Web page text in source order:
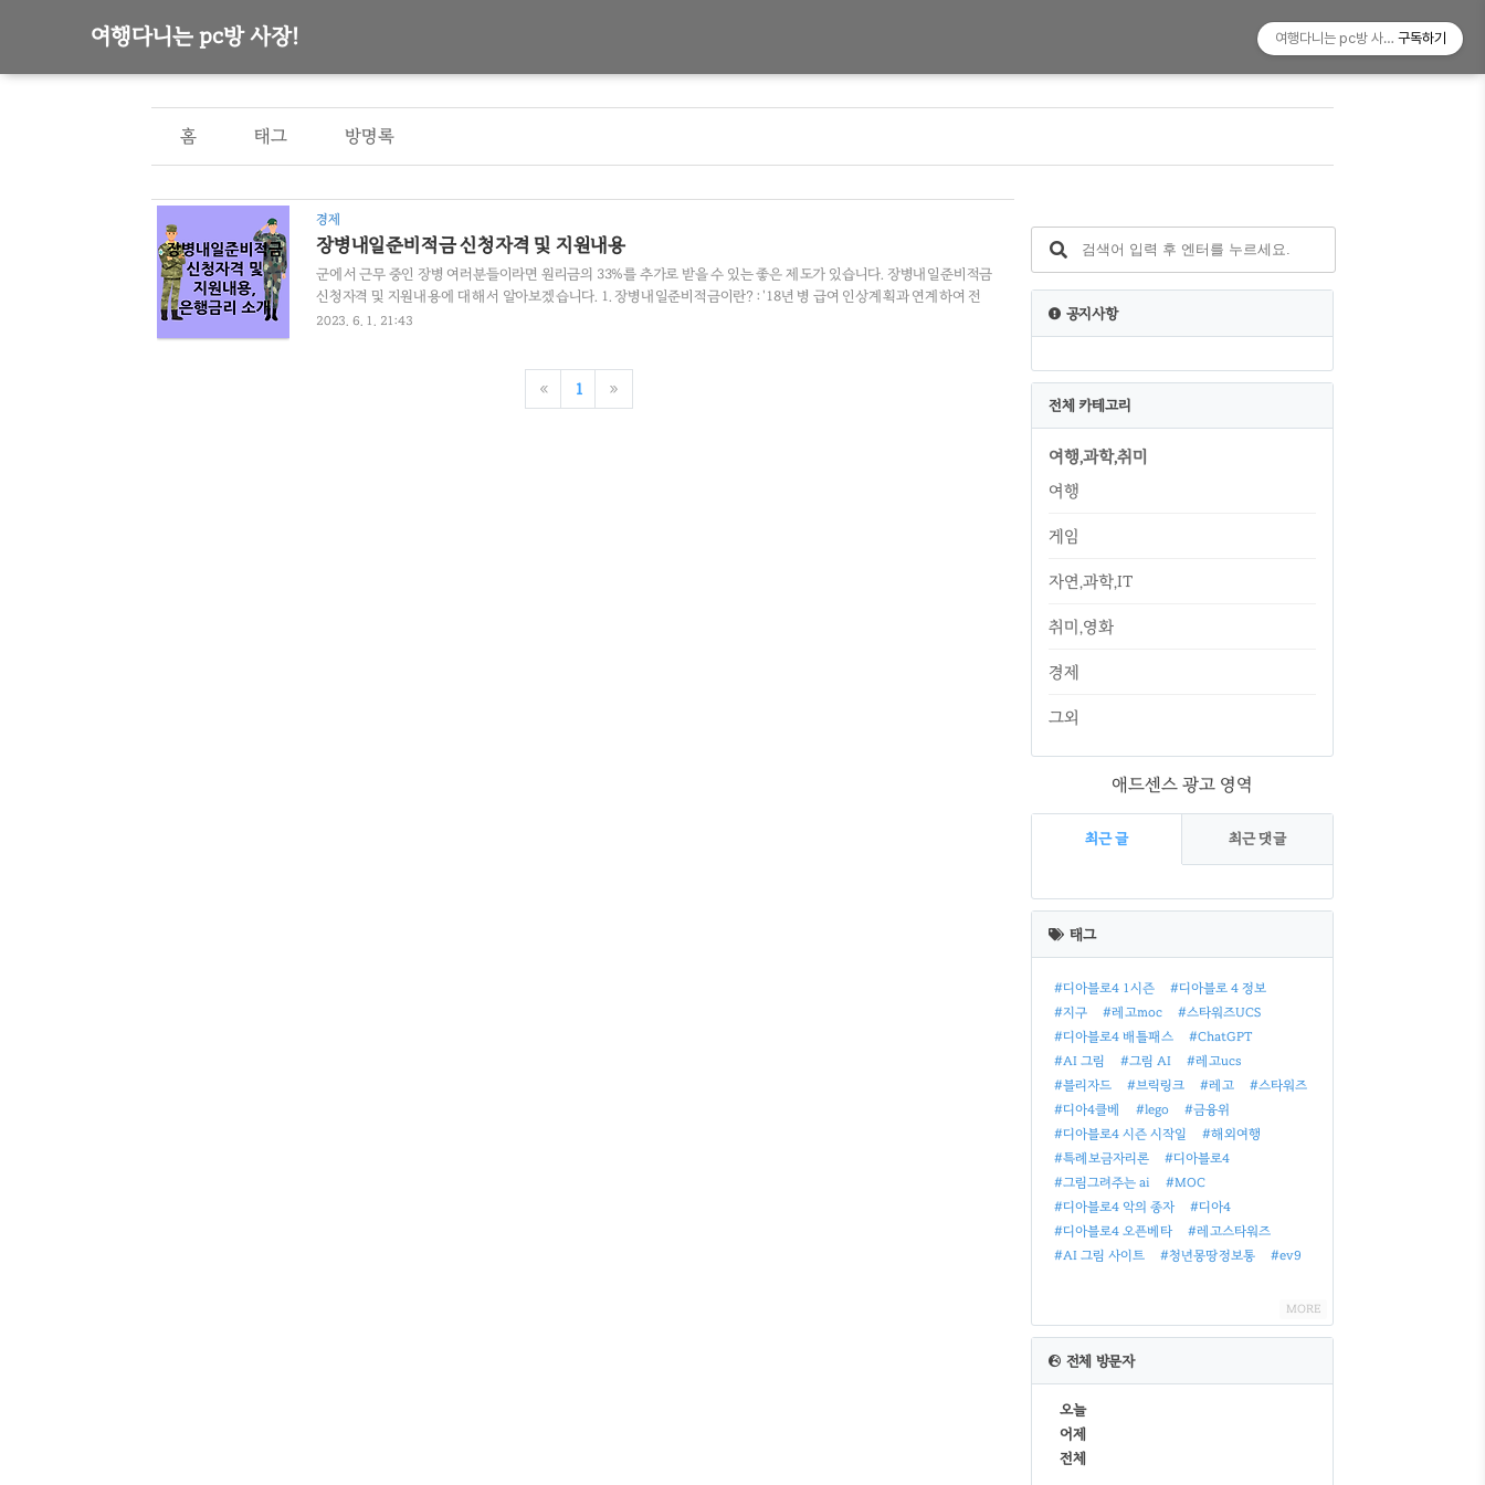
여행다니는 pc방 사장!
홈 태그 방명록
경제
장병내일준비적금 신청자격 및 지원내용
군에서 근무 중인 장병 여러분들이라면 원리금의 33%를 추가로 받을 수 있는 좋은 제도가 있습니다. 장병내일준비적금
신청자격 및 지원내용에 대해서 알아보겠습니다. 1. 장병내일준비적금이란? : '18년 병 급여 인상계획과 연계하여 전
역 후 목돈마련 지원을 위해 국방부가 법무부, 은행연합회, 병무청 및 시중 14개 은행과 업무협약을 통해 출시한 고금리
년 12월 현재 29만여명이 가입하고 있는 제도 입니다. 2. 신청기간 및 신청자격 2-1 신청기간 : 수시 2-2 신청자격 ..
2023. 6. 1. 21:43
« 1 »
공지사항
전체 카테고리
여행,과학,취미
여행
게임
자연,과학,IT
취미,영화
경제
그외
애드센스 광고 영역
최근 글 최근 댓글
최
근
글
태그
#디아블로4 1시즌
#디아블로 4 정보
#지구
#레고moc
#스타워즈UCS
#디아블로4 배틀패스
#ChatGPT
#AI 그림
#그림 AI
#레고ucs
#블리자드
#브릭링크 #레고
#스타워즈
#디아4클베
#lego
#금융위
#디아블로4 시즌 시작일
#해외여행
#특례보금자리론
#디아블로4
#그림그려주는 ai
#MOC
#디아블로4 악의 종자
#디아4
#디아블로4 오픈베타
#레고스타워즈
#AI 그림 사이트
#청년몽땅정보통 #ev9
MORE
전체 방문자
오늘
어제
전체
여행다니는 pc방 사장!구독하기